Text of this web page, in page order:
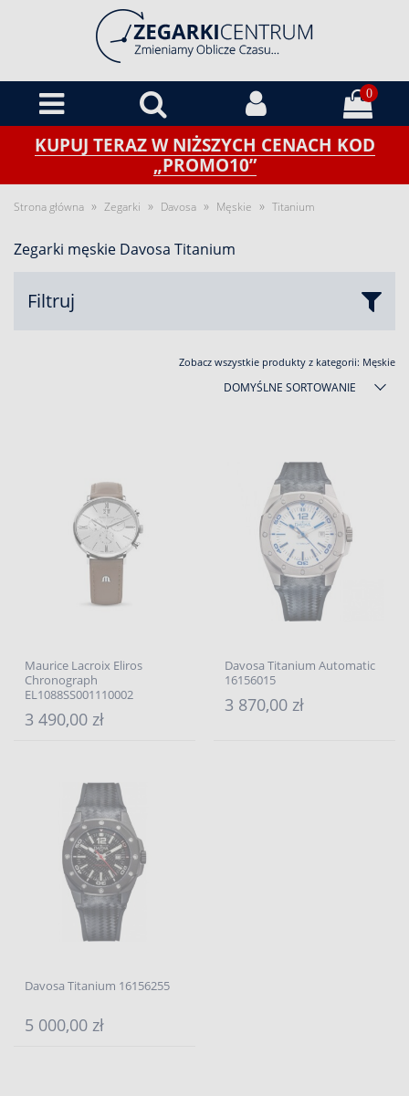
0
KUPUJ TERAZ W NIŻSZYCH CENACH KOD
„PROMO10”
Strona główna » Zegarki » Davosa » Męskie » Titanium
Zegarki męskie Davosa Titanium
Filtruj
Zobacz wszystkie produkty z kategorii: Męskie
DOMYŚLNE SORTOWANIE
Maurice Lacroix Eliros
Chronograph
EL1088SS001110002
3 490,00 zł
Davosa Titanium Automatic
16156015
3 870,00 zł
Davosa Titanium 16156255
5 000,00 zł